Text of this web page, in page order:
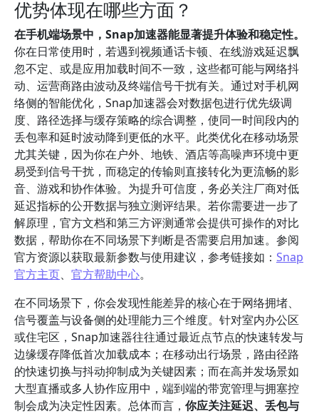
优势体现在哪些方面？
在手机端场景中，Snap加速器能显著提升体验和稳定性。
你在日常使用时，若遇到视频通话卡顿、在线游戏延迟飘
忽不定、或是应用加载时间不一致，这些都可能与网络抖
动、运营商路由波动及终端信号干扰有关。通过对手机网
络侧的智能优化，Snap加速器会对数据包进行优先级调
度、路径选择与缓存策略的综合调整，使同一时间段内的
丢包率和延时波动降到更低的水平。此类优化在移动场景
尤其关键，因为你在户外、地铁、酒店等高噪声环境中更
易受到信号干扰，而稳定的传输则直接转化为更流畅的影
音、游戏和协作体验。为提升可信度，务必关注厂商对低
延迟指标的公开数据与独立测评结果。若你需要进一步了
解原理，官方文档和第三方评测通常会提供可操作的对比
数据，帮助你在不同场景下判断是否需要启用加速。参阅
官方资源以获取最新参数与使用建议，参考链接如： Snap
官方主页、 官方帮助中心。
在不同场景下，你会发现性能差异的核心在于网络拥堵、
信号覆盖与设备侧的处理能力三个维度。针对室内办公区
或住宅区，Snap加速器往往通过最近点节点的快速转发与
边缘缓存降低首次加载成本；在移动出行场景，路由径路
的快速切换与抖动抑制成为关键因素；而在高并发场景如
大型直播或多人协作应用中，端到端的带宽管理与拥塞控
制会成为决定性因素。总体而言， 你应关注延迟、丢包与